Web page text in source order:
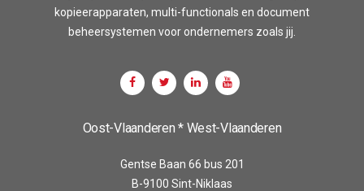
kopieerapparaten, multi-functionals en document
beheersystemen voor ondernemers zoals jij.
Oost-Vlaanderen * West-Vlaanderen
Gentse Baan 66 bus 201
B-9100 Sint-Niklaas